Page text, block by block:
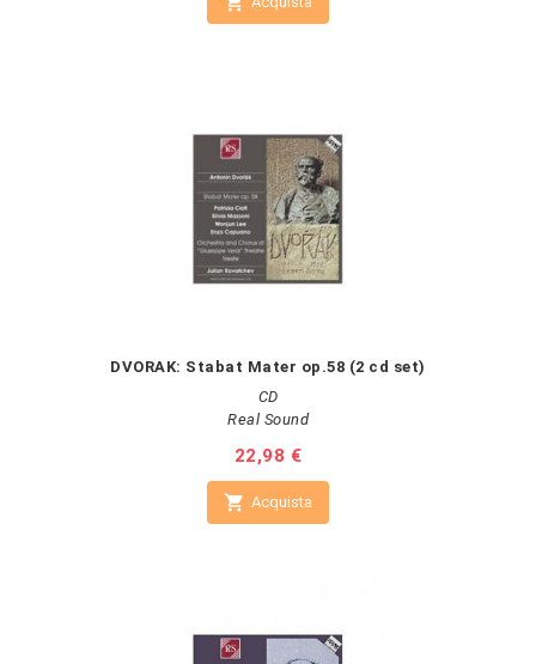
DVORAK: Stabat Mater op.58 (2 cd set)
CD
Real Sound
Prezzo
22,98 €
 Acquista